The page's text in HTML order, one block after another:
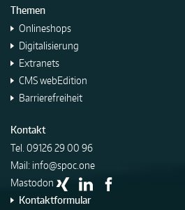
Themen
Onlineshops
Digitalisierung
Extranets
CMS webEdition
Barrierefreiheit
Kontakt
Tel. 09126 29 00 96
Mail: info@spoc.one
Mastodon
Kontaktformular